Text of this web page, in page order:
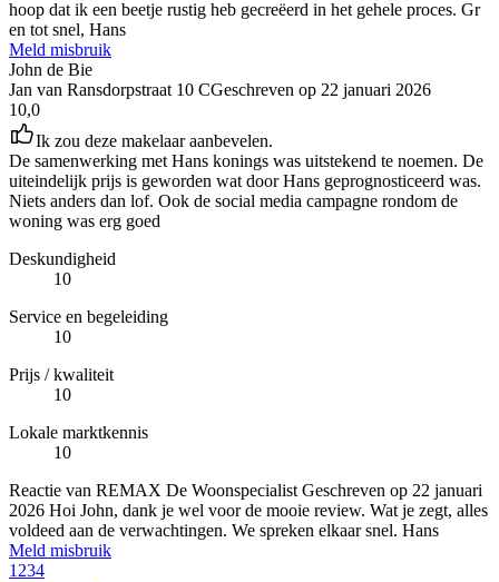
hoop dat ik een beetje rustig heb gecreëerd in het gehele proces. Gr
en tot snel, Hans
Meld misbruik
John de Bie
Jan van Ransdorpstraat 10 CGeschreven op 22 januari 2026
10,0
Ik zou deze makelaar aanbevelen.
De samenwerking met Hans konings was uitstekend te noemen. De
uiteindelijk prijs is geworden wat door Hans geprognosticeerd was.
Niets anders dan lof. Ook de social media campagne rondom de
woning was erg goed
Deskundigheid
10
Service en begeleiding
10
Prijs / kwaliteit
10
Lokale marktkennis
10
Reactie van REMAX De Woonspecialist Geschreven op 22 januari
2026 Hoi John, dank je wel voor de mooie review. Wat je zegt, alles
voldeed aan de verwachtingen. We spreken elkaar snel. Hans
Meld misbruik
1 234